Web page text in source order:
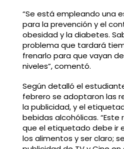
“Se está empleando una
para la prevención y el
obesidad y la diabetes.
problema que tardará
frenarlo para que vayan
niveles”, comentó.
Según detalló el
febrero se adoptaron las
la publicidad, y el
bebidas alcohólicas.
que el etiquetado debe ir
los alimentos y ser claro;